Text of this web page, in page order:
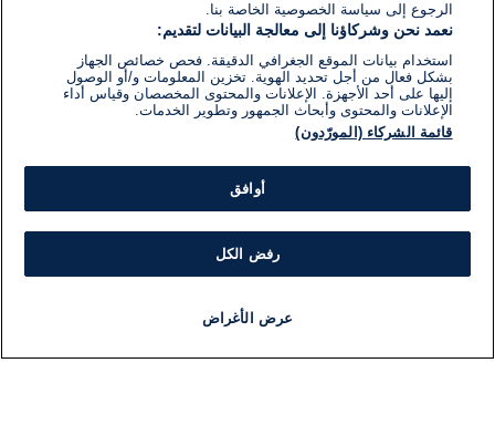
الرجوع إلى سياسة الخصوصية الخاصة بنا.
نعمد نحن وشركاؤنا إلى معالجة البيانات لتقديم:
استخدام بيانات الموقع الجغرافي الدقيقة. فحص خصائص الجهاز
بشكل فعال من أجل تحديد الهوية. تخزين المعلومات و/أو الوصول
إليها على أحد الأجهزة. الإعلانات والمحتوى المخصصان وقياس أداء
الإعلانات والمحتوى وأبحاث الجمهور وتطوير الخدمات.
قائمة الشركاء (المورّدون)
أوافق
رفض الكل
عرض الأغراض